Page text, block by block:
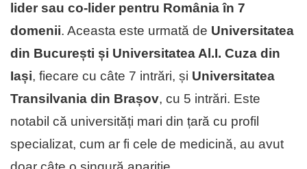
lider sau co-lider pentru România în 7
domenii. Aceasta este urmată de Universitatea
din București și Universitatea Al.I. Cuza din
Iași, fiecare cu câte 7 intrări, și Universitatea
Transilvania din Brașov, cu 5 intrări. Este
notabil că universități mari din țară cu profil
specializat, cum ar fi cele de medicină, au avut